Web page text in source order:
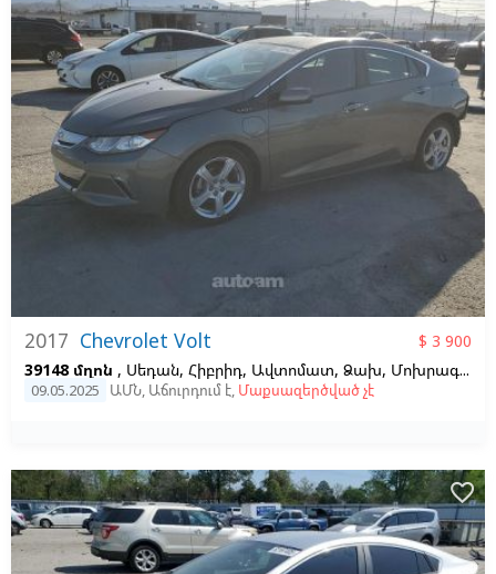
2017 Chevrolet Volt
$ 3 900
39148 մղոն , Սեդան, Հիբրիդ, Ավտոմատ, Ձախ, Մոխրագույն
09.05.2025 ԱՄՆ, Աճուրդում է, Մաքսազերծված չէ
favorite_border